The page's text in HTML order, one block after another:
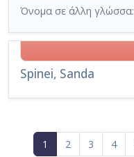
Όνομα σε άλλη γλώσσα:
Spinei, Sanda
1 (current)
2 3 4